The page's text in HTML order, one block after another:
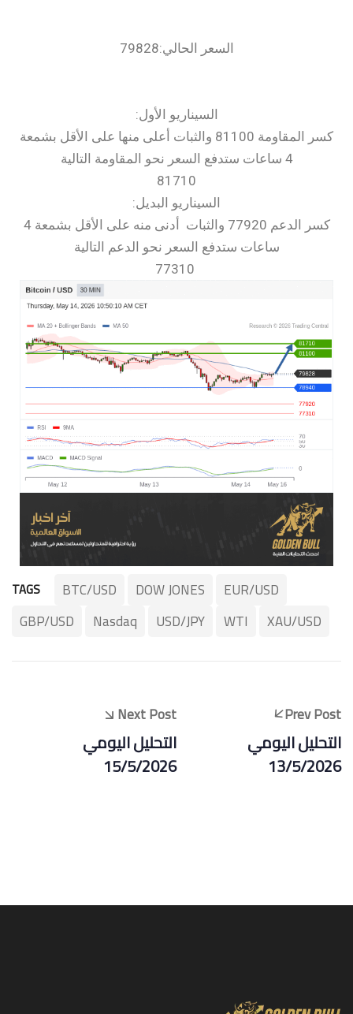
السعر الحالي:79828
السيناريو الأول:
كسر المقاومة 81100 والثبات أعلى منها على الأقل بشمعة
4 ساعات ستدفع السعر نحو المقاومة التالية
81710
السيناريو البديل:
كسر الدعم 77920 والثبات أدنى منه على الأقل بشمعة 4
ساعات ستدفع السعر نحو الدعم التالية
TAGS BTC/USD DOW JONES
EUR/USD
GBP/USD
Nasdaq USD/JPY WTI XAU/USD
Prev Post
التحليل اليومي
13/5/2026
Next Post
التحليل اليومي
15/5/2026